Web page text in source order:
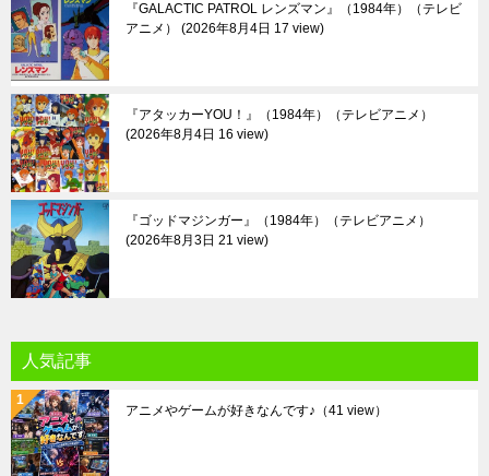
『GALACTIC PATROL レンズマン』（1984年）（テレビ
アニメ）
2026年8月4日 17 view
『アタッカーYOU！』（1984年）（テレビアニメ）
2026年8月4日 16 view
『ゴッドマジンガー』（1984年）（テレビアニメ）
2026年8月3日 21 view
人気記事
アニメやゲームが好きなんです♪ （41 view）